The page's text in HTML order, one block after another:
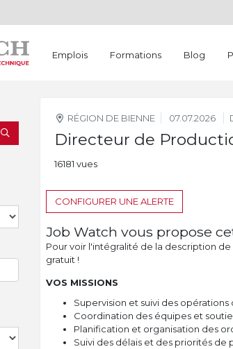
Emplois Formations Blog
RECHERCHER
RÉGION DE BIENNE 07.07.2026
Directeur de
16181 vues
CONFIGURER UNE ALERTE
Job Watch vous propose
Pour voir l'intégralité de la description de
gratuit !
VOS MISSIONS
Supervision et suivi des
Coordination des équipes et
Planification et organisation des
Suivi des délais et des priorités de